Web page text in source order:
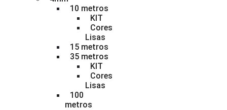
10 metros
KIT
Cores
Lisas
15 metros
35 metros
KIT
Cores
Lisas
100
metros